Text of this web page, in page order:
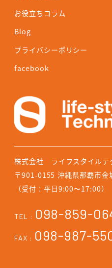
お役立ちコラム
Blog
プライバシーポリシー
facebook
株式会社 ライフスタイルテ
〒901-0155 沖縄県那覇市
（受付：平日9:00〜17:00）
TEL : 098-859-
FAX : 098-987-